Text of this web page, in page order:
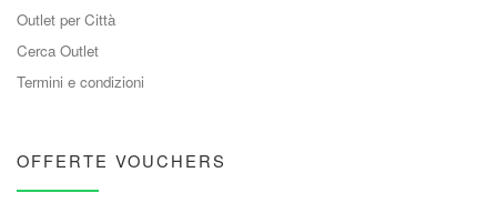
Outlet per Città
Cerca Outlet
Termini e condizioni
OFFERTE VOUCHERS